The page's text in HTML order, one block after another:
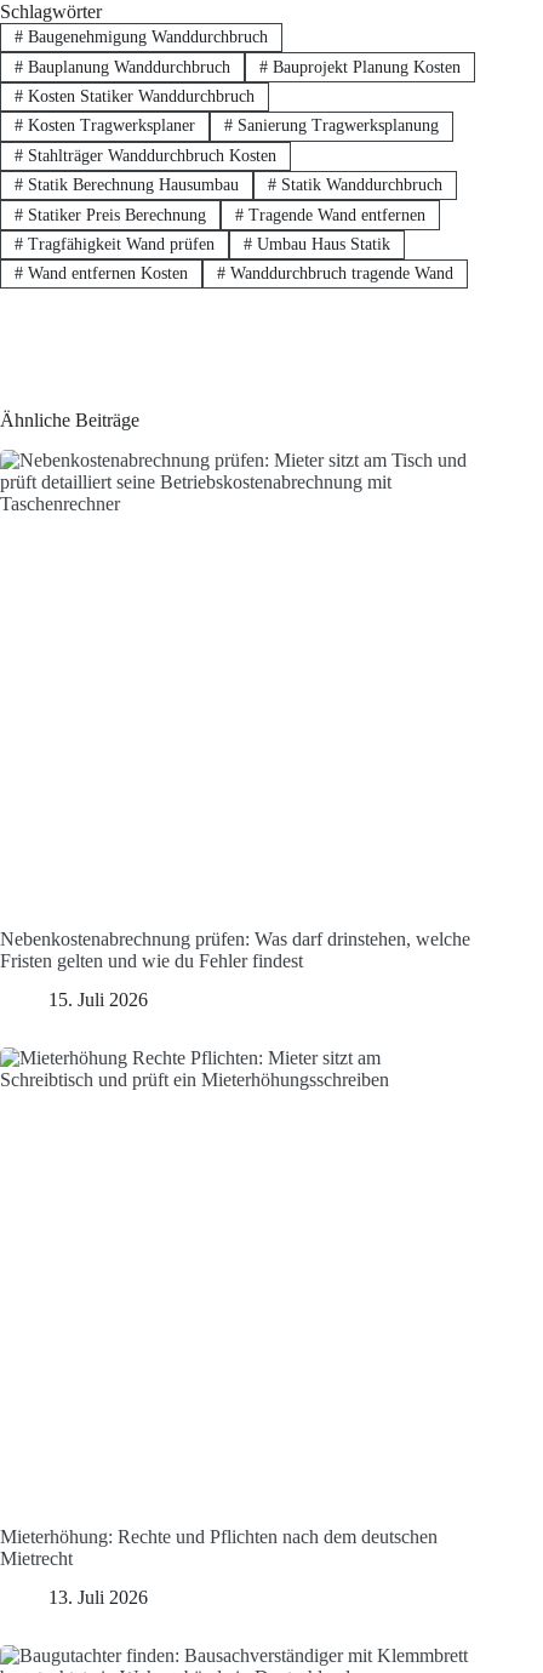
Schlagwörter
#Baugenehmigung Wanddurchbruch
#Bauplanung Wanddurchbruch #Bauprojekt Planung Kosten
#Kosten Statiker Wanddurchbruch
#Kosten Tragwerksplaner #Sanierung Tragwerksplanung
#Stahlträger Wanddurchbruch Kosten
#Statik Berechnung Hausumbau #Statik Wanddurchbruch
#Statiker Preis Berechnung #Tragende Wand entfernen
#Tragfähigkeit Wand prüfen #Umbau Haus Statik
#Wand entfernen Kosten #Wanddurchbruch tragende Wand
Ähnliche Beiträge
Nebenkostenabrechnung prüfen: Was darf drinstehen, welche
Fristen gelten und wie du Fehler findest
15. Juli 2026
Mieterhöhung: Rechte und Pflichten nach dem deutschen
Mietrecht
13. Juli 2026